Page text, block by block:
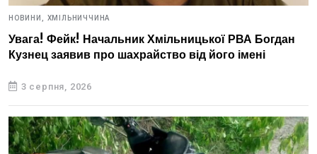
НОВИНИ, ХМІЛЬНИЧЧИНА
Увага! Фейк! Начальник Хмільницької РВА Богдан
Кузнец заявив про шахрайство від його імені
3 серпня, 2026